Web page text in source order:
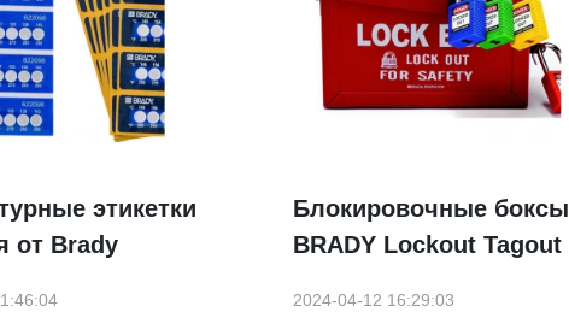
этикетки
от Brady
Блокировочные боксы
BRADY Lockout Tagout
2024-04-12 16:29:03